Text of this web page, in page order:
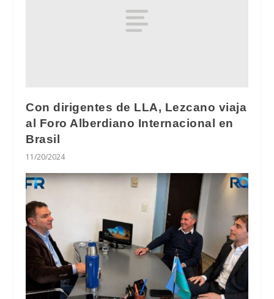
Con dirigentes de LLA, Lezcano viaja
al Foro Alberdiano Internacional en
Brasil
11/20/2024